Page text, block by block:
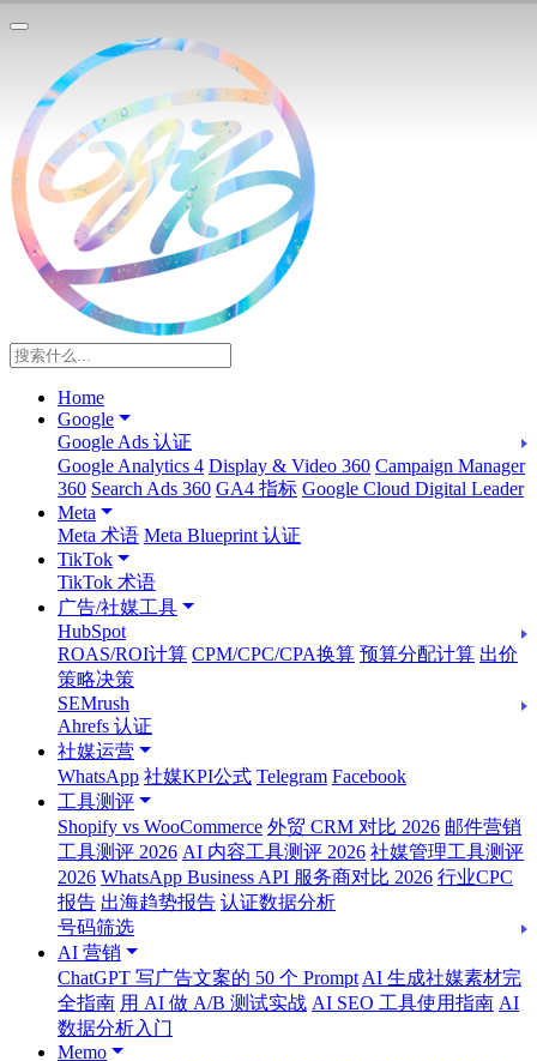
Home
Google
Google Ads 认证
Google Analytics 4 Display & Video 360 Campaign Manager
360 Search Ads 360 GA4 指标 Google Cloud Digital Leader
Meta
Meta 术语 Meta Blueprint 认证
TikTok
TikTok 术语
广告/社媒工具
HubSpot
ROAS/ROI计算 CPM/CPC/CPA换算 预算分配计算 出价
策略决策
SEMrush
Ahrefs 认证
社媒运营
WhatsApp 社媒KPI公式 Telegram Facebook
工具测评
Shopify vs WooCommerce 外贸 CRM 对比 2026 邮件营销
工具测评 2026 AI 内容工具测评 2026 社媒管理工具测评
2026 WhatsApp Business API 服务商对比 2026 行业CPC
报告 出海趋势报告 认证数据分析
号码筛选
AI 营销
ChatGPT 写广告文案的 50 个 Prompt AI 生成社媒素材完
全指南 用 AI 做 A/B 测试实战 AI SEO 工具使用指南 AI
数据分析入门
Memo